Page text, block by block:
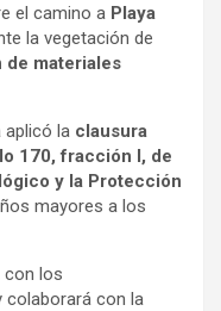
el camino a Playa
la vegetación de
de materiales
la clausura
170, fracción I, de
y la Protección
mayores a los
con los
colaborará con la